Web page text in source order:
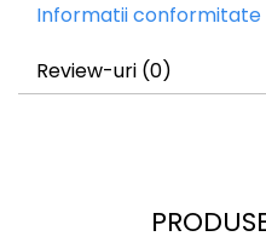
Informatii conformitate
Review-uri (0)